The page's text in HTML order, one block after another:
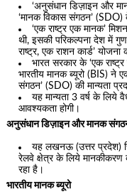
‘अनुसंधान डिज़ाइन और
‘मानक विकास संगठन’
‘एक राष्ट्र एक मानक’
थी, इसकी परिकल्पना देश में
राष्ट्र, एक राशन कार्ड’
भारत सरकार के ‘एक
भारतीय मानक ब्यूरो (BIS) ने
संगठन’ (SDO) की मान्यता
यह मान्यता 3 वर्ष के लिये
आवश्यकता होगी।
अनुसंधान डिज़ाइन और मानक
यह लखनऊ (उत्तर प्रदेश)
रेलवे क्षेत्र के लिये मानकीकरण
रहा है।
भारतीय मानक ब्यूरो